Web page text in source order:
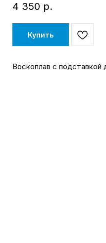
4 350 р.
Купить
Воскоплав с